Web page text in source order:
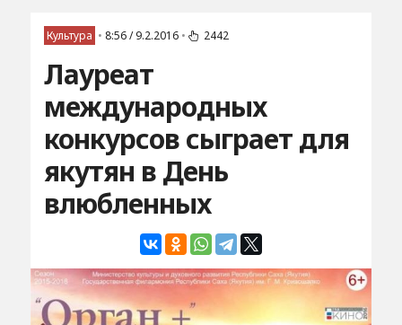
Культура • 8:56 / 9.2.2016 • 2442
Лауреат
международных
конкурсов сыграет для
якутян в День
влюбленных